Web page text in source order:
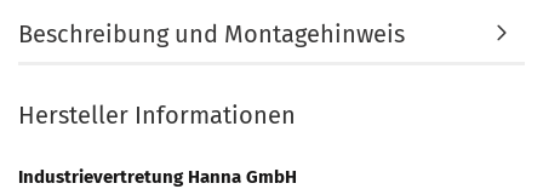
Beschreibung und Montagehinweis
Hersteller Informationen
Industrievertretung Hanna GmbH